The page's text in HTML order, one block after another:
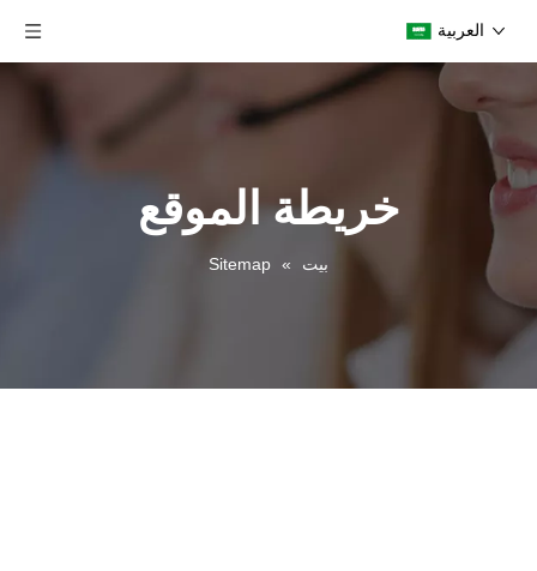
العربية
خريطة الموقع
بيت »
Sitemap